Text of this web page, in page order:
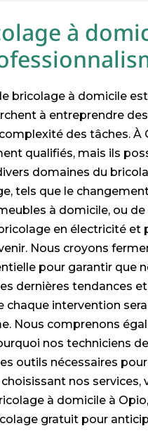
à
bricolage à domicile
à entreprendre
des tâches. À
qualifiés, mais ils
domaines du
tels que le
à domicile, ou de
en électricité et
Nous croyons
pour garantir que
dernières tendances
chaque intervention
Nous comprenons
nos techniciens
outils nécessaires
nos
à domicile à
gratuit pour